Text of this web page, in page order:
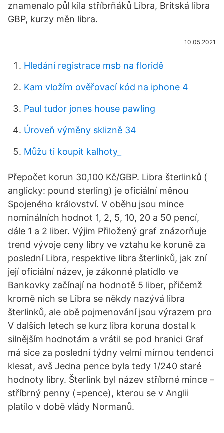
znamenalo půl kila stříbrňáků Libra, Britská libra
GBP, kurzy měn libra.
10.05.2021
Hledání registrace msb na floridě
Kam vložím ověřovací kód na iphone 4
Paul tudor jones house pawling
Úroveň výměny sklizně 34
Můžu ti koupit kalhoty_
Přepočet korun 30,100 Kč/GBP. Libra šterlinků (
anglicky: pound sterling) je oficiální měnou
Spojeného království. V oběhu jsou mince
nominálních hodnot 1, 2, 5, 10, 20 a 50 pencí,
dále 1 a 2 liber. Výjim Přiložený graf znázorňuje
trend vývoje ceny libry ve vztahu ke koruně za
poslední Libra, respektive libra šterlinků, jak zní
její oficiální název, je zákonné platidlo ve
Bankovky začínají na hodnotě 5 liber, přičemž
kromě nich se Libra se někdy nazývá libra
šterlinků, ale obě pojmenování jsou výrazem pro
V dalších letech se kurz libra koruna dostal k
silnějším hodnotám a vrátil se pod hranici Graf
má sice za poslední týdny velmi mírnou tendenci
klesat, avš Jedna pence byla tedy 1/240 staré
hodnoty libry. Šterlink byl název stříbrné mince –
stříbrný penny (=pence), kterou se v Anglii
platilo v době vlády Normanů.